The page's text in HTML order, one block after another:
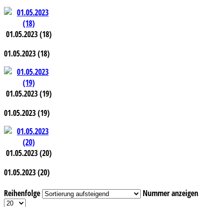
01.05.2023 (18)
01.05.2023 (18)
01.05.2023 (19)
01.05.2023 (19)
01.05.2023 (20)
01.05.2023 (20)
Reihenfolge
Nummer anzeigen